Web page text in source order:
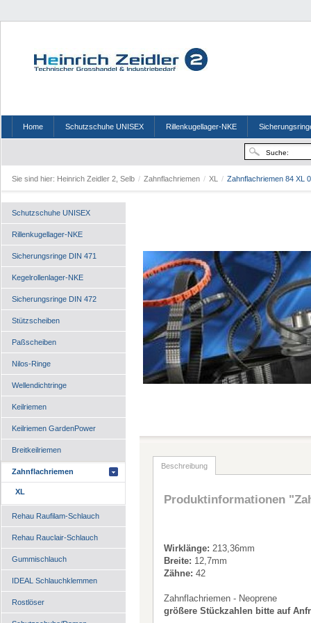
Home Schutzschuhe UNISEX Rillenkugellager-NKE
Sie sind hier: Heinrich Zeidler 2, Selb / Zahnflachriemen / XL / Zahnflachriemen 84 XL
Schutzschuhe UNISEX
Rillenkugellager-NKE
Sicherungsringe DIN 471
Kegelrollenlager-NKE
Sicherungsringe DIN 472
Stützscheiben
Paßscheiben
Nilos-Ringe
Wellendichtringe
Keilriemen
Keilriemen GardenPower
Breitkeilriemen
Zahnflachriemen
XL
Rehau Raufilam-Schlauch
Rehau Rauclair-Schlauch
Gummischlauch
IDEAL Schlauchklemmen
Rostlöser
Beschreibung
Produktinformationen
Wirklänge: 213,36mm
Breite: 12,7mm
Zähne: 42
Zahnflachriemen - Neoprene
größere Stückzahlen bitte auf